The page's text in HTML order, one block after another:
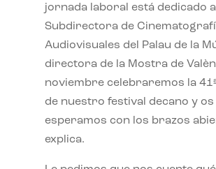
jornada laboral está dedicado
Subdirectora de
Audiovisuales del Palau de la
directora de la Mostra de
noviembre celebraremos la
de nuestro festival decano y os
esperamos con los brazos
explica.